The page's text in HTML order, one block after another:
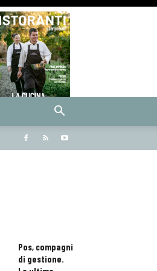
dolcegiornale
Pos, compagni
di gestione.